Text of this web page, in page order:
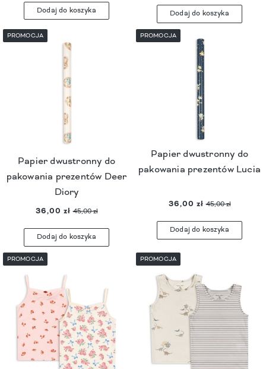
Dodaj do koszyka Dodaj do koszyka
Papier dwustronny do
pakowania prezentów Deer
Diory
36,00 zł 45,00 zł
Dodaj do koszyka
PROMOCJA
Papier dwustronny do
pakowania prezentów Lucia
36,00 zł 45,00 zł
Dodaj do koszyka
PROMOCJA
PROMOCJA PROMOCJA